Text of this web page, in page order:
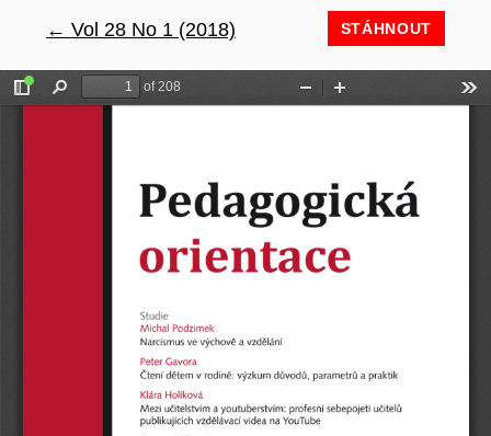
← Návrat na podrobnosti článku
Vol 28 No 1 (2018) STÁHNOUT